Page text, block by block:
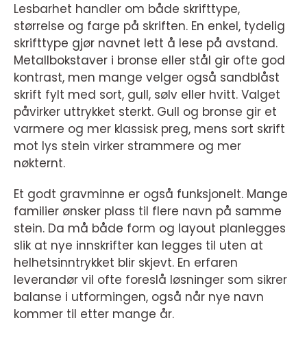
Lesbarhet handler om både skrifttype,
størrelse og farge på skriften. En enkel, tydelig
skrifttype gjør navnet lett å lese på avstand.
Metallbokstaver i bronse eller stål gir ofte god
kontrast, men mange velger også sandblåst
skrift fylt med sort, gull, sølv eller hvitt. Valget
påvirker uttrykket sterkt. Gull og bronse gir et
varmere og mer klassisk preg, mens sort skrift
mot lys stein virker strammere og mer
nøkternt.
Et godt gravminne er også funksjonelt. Mange
familier ønsker plass til flere navn på samme
stein. Da må både form og layout planlegges
slik at nye innskrifter kan legges til uten at
helhetsinntrykket blir skjevt. En erfaren
leverandør vil ofte foreslå løsninger som sikrer
balanse i utformingen, også når nye navn
kommer til etter mange år.